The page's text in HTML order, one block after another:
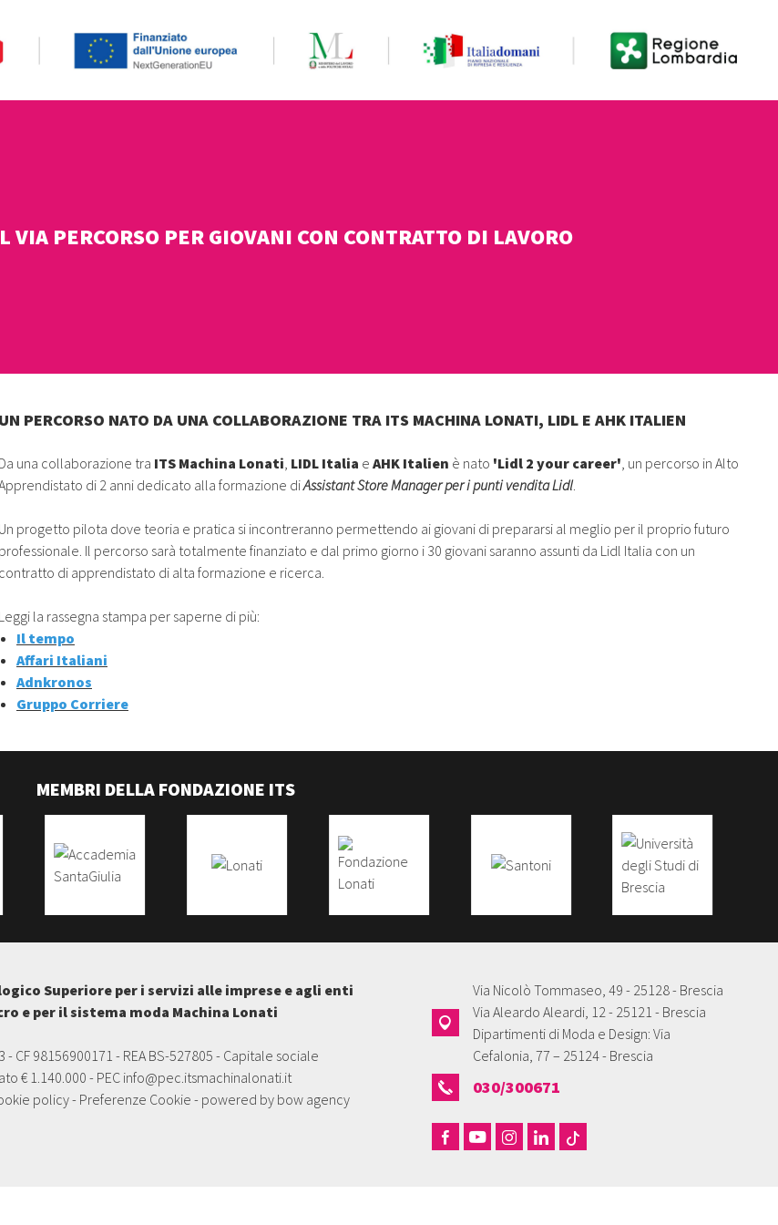
VIA PERCORSO PER GIOVANI CON CONTRATTO DI LAVORO
UN PERCORSO NATO DA UNA COLLABORAZIONE TRA ITS MACHINA LONATI, LIDL E AHK ITALIEN
Da una collaborazione tra ITS Machina Lonati, LIDL Italia e AHK Italien è nato 'Lidl 2 your career', un percorso in Alto
di 2 anni dedicato alla formazione diAssistant Store Manager per i punti vendita Lidl.
Un progetto pilota dove teoria e pratica si incontreranno permettendo ai giovani di prepararsi al meglio per il proprio futuro
professionale. Il percorso sarà totalmente finanziato e dal primo giorno i 30 giovani saranno assunti da Lidl Italia con un
contratto di apprendistato di alta formazione e ricerca.
Leggi la rassegna stampa per saperne di più:
Il tempo
Affari Italiani
Adnkronos
Gruppo Corriere
MEMBRI DELLA FONDAZIONE ITS
Superiore per i servizi alle imprese e agli enti
e per il sistema moda Machina Lonati
- CF 98156900171 - REA BS-527805 - Capitale sociale
€ 1.140.000 - PECinfo@pec.itsmachinalonati.it
policy- Preferenze Cookie - powered by bow agency
Via Nicolò Tommaseo, 49 - 25128 - Brescia
Via Aleardo Aleardi, 12 - 25121 - Brescia
Dipartimenti di Moda e Design: Via
Cefalonia, 77 – 25124 - Brescia
030/300671